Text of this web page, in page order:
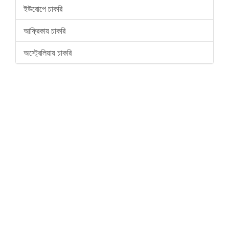
ইউরোপে চাকরি
আফ্রিকায় চাকরি
অস্ট্রেলিয়ায় চাকরি